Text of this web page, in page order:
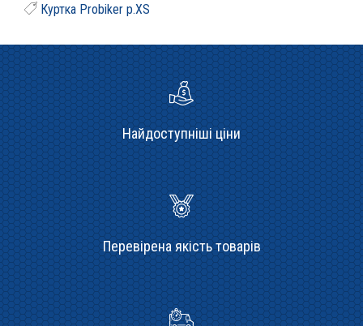
Куртка Probiker р.XS
Найдоступніші ціни
Перевірена якість товарів